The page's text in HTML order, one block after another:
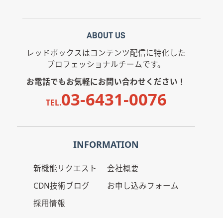
ABOUT US
レッドボックスはコンテンツ配信に特化した
プロフェッショナルチームです。
お電話でもお気軽にお問い合わせください！
TEL.03-6431-0076
INFORMATION
新機能リクエスト
CDN技術ブログ
採用情報
会社概要
お申し込みフォーム